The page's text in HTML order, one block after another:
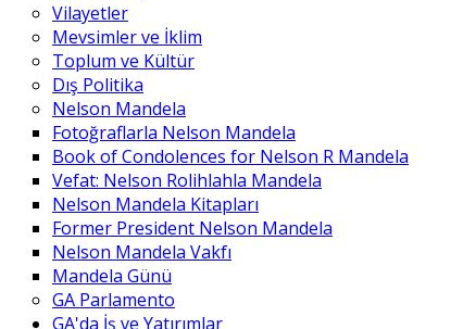
Vilayetler
Mevsimler ve İklim
Toplum ve Kültür
Dış Politika
Nelson Mandela
Fotoğraflarla Nelson Mandela
Book of Condolences for Nelson R Mandela
Vefat: Nelson Rolihlahla Mandela
Nelson Mandela Kitapları
Former President Nelson Mandela
Nelson Mandela Vakfı
Mandela Günü
GA Parlamento
GA'da İş ve Yatırımlar